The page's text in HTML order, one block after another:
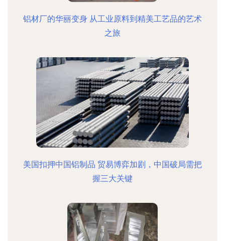
铝材厂的华丽变身 从工业原料到精美工艺品的艺术
之旅
美国扣押中国铝制品 贸易博弈加剧，中国破局需把
握三大关键